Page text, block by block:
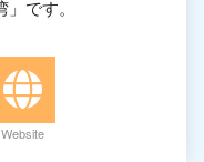
です。
Website